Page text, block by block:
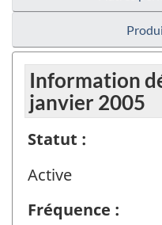
Information
janvier 2005
Statut :
Active
Fréquence :